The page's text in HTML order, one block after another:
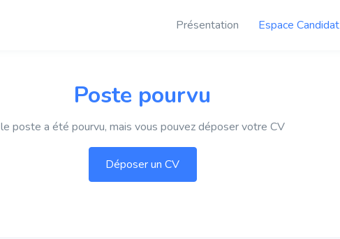
Présentation Espace Candidat
Poste pourvu
le poste a été pourvu, mais vous pouvez déposer votre CV